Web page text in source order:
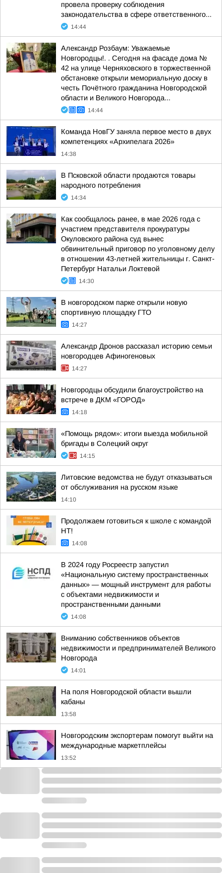
провела проверку соблюдения
законодательства в сфере ответственного...
14:44
Александр Розбаум: Уважаемые
Новгородцы!. . Сегодня на фасаде дома №
42 на улице Черняховского в торжественной
обстановке открыли мемориальную доску в
честь Почётного гражданина Новгородской
области и Великого Новгорода...
14:44
Команда НовГУ заняла первое место в двух
компетенциях «Архипелага 2026»
14:38
В Псковской области продаются товары
народного потребления
14:34
Как сообщалось ранее, в мае 2026 года с
участием представителя прокуратуры
Окуловского района суд вынес
обвинительный приговор по уголовному делу
в отношении 43-летней жительницы г. Санкт-
Петербург Натальи Локтевой
14:30
В новгородском парке открыли новую
спортивную площадку ГТО
14:27
Александр Дронов рассказал историю семьи
новгородцев Афиногеновых
14:27
Новгородцы обсудили благоустройство на
встрече в ДКМ «ГОРОД»
14:18
«Помощь рядом»: итоги выезда мобильной
бригады в Солецкий округ
14:15
Литовские ведомства не будут отказываться
от обслуживания на русском языке
14:10
Продолжаем готовиться к школе с командой
НТ!
14:08
В 2024 году Росреестр запустил
«Национальную систему пространственных
данных» — мощный инструмент для работы
с объектами недвижимости и
пространственными данными
14:08
Вниманию собственников объектов
недвижимости и предпринимателей Великого
Новгорода
14:01
На поля Новгородской области вышли
кабаны
13:58
Новгородским экспортерам помогут выйти на
международные маркетплейсы
13:52